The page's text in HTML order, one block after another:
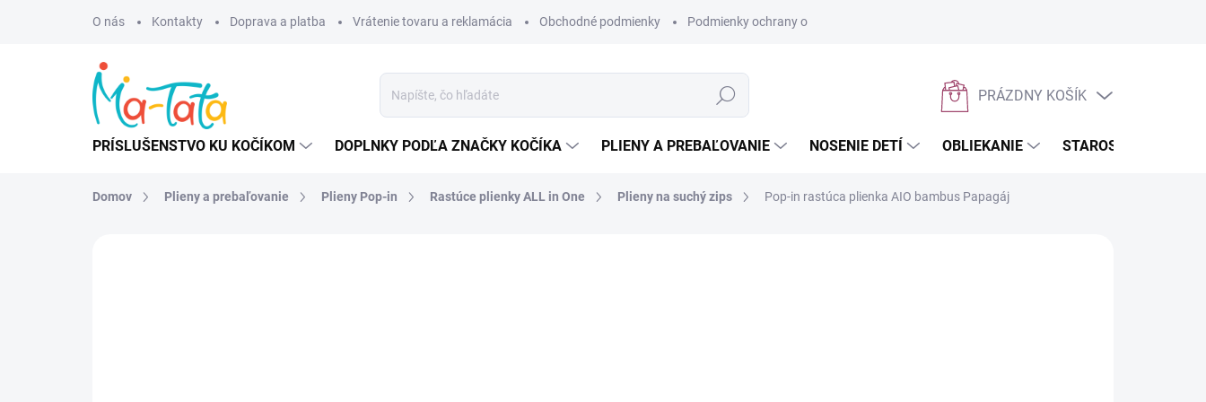
O nás Kontakty Doprava a platba Vrátenie tovaru a reklamácia Obchodné podmienky Podmienky ochrany osobných údajov
Hľadať
NÁKUPNÝ
PRÁZDNY KOŠÍK
PRÍSLUŠENSTVO KU KOČÍKOM DOPLNKY PODĽA ZNAČKY KOČÍKA PLIENY A PREBAĽOVANIE NOSENIE DETÍ OBLIEKANIE STAROSTLIVOSŤ O
Domov Plieny a prebaľovanie Plieny Pop-in Rastúce plienky ALL in One Plieny na suchý zips Pop-in rastúca plienka AIO bambus Papagáj